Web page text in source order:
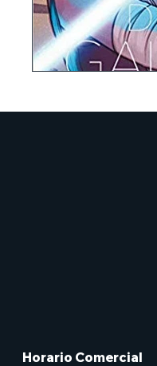
Horario Comercial